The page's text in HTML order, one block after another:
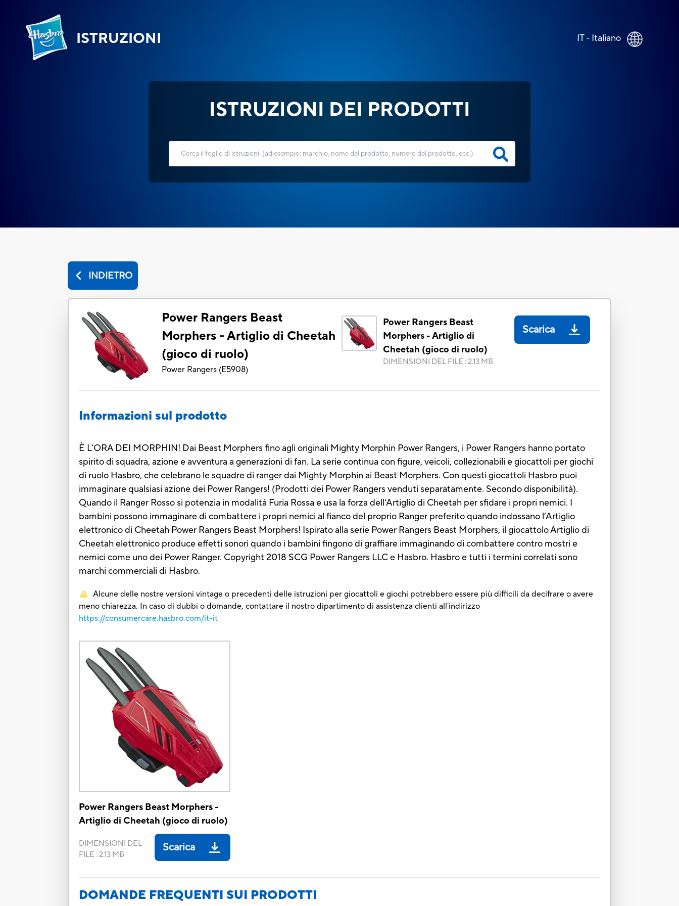
ISTRUZIONI IT - Italiano
ISTRUZIONI DEI PRODOTTI
INDIETRO
Power Rangers Beast
Morphers - Artiglio di Cheetah
(gioco di ruolo)
Power Rangers (E5908)
Power Rangers Beast
Morphers - Artiglio di
Cheetah (gioco di ruolo)
DIMENSIONI DEL FILE :2.13 MB
Scarica
Informazioni sul prodotto
È L’ORA DEI MORPHIN! Dai Beast Morphers fino agli originali Mighty Morphin Power Rangers, i Power Rangers hanno portato
spirito di squadra, azione e avventura a generazioni di fan. La serie continua con figure, veicoli, collezionabili e giocattoli per giochi
di ruolo Hasbro, che celebrano le squadre di ranger dai Mighty Morphin ai Beast Morphers. Con questi giocattoli Hasbro puoi
immaginare qualsiasi azione dei Power Rangers! (Prodotti dei Power Rangers venduti separatamente. Secondo disponibilità).
Quando il Ranger Rosso si potenzia in modalità Furia Rossa e usa la forza dell'Artiglio di Cheetah per sfidare i propri nemici. I
bambini possono immaginare di combattere i propri nemici al fianco del proprio Ranger preferito quando indossano l’Artiglio
elettronico di Cheetah Power Rangers Beast Morphers! Ispirato alla serie Power Rangers Beast Morphers, il giocattolo Artiglio di
Cheetah elettronico produce effetti sonori quando i bambini fingono di graffiare immaginando di combattere contro mostri e
nemici come uno dei Power Ranger. Copyright 2018 SCG Power Rangers LLC e Hasbro. Hasbro e tutti i termini correlati sono
marchi commerciali di Hasbro.
Alcune delle nostre versioni vintage o precedenti delle istruzioni per giocattoli e giochi potrebbero essere più difficili da decifrare o avere
meno chiarezza. In caso di dubbi o domande, contattare il nostro dipartimento di assistenza clienti all'indirizzo
https://consumercare.hasbro.com/it-it
Power Rangers Beast Morphers -
Artiglio di Cheetah (gioco di ruolo)
DIMENSIONI DEL
FILE :2.13 MB
Scarica
DOMANDE FREQUENTI SUI PRODOTTI